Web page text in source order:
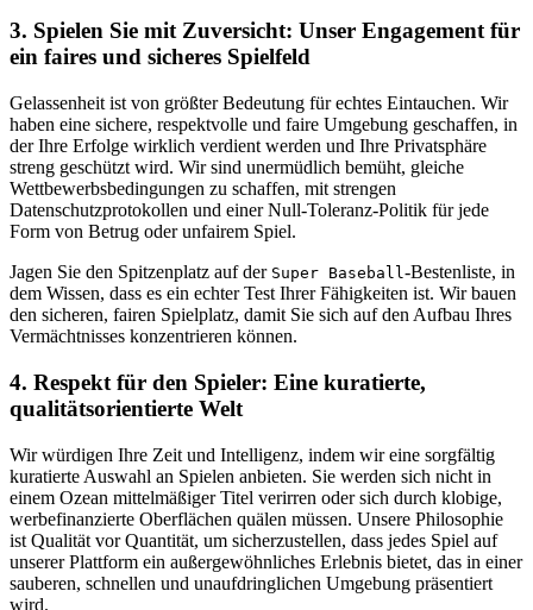
3. Spielen Sie mit Zuversicht: Unser Engagement für
ein faires und sicheres Spielfeld
Gelassenheit ist von größter Bedeutung für echtes Eintauchen. Wir
haben eine sichere, respektvolle und faire Umgebung geschaffen, in
der Ihre Erfolge wirklich verdient werden und Ihre Privatsphäre
streng geschützt wird. Wir sind unermüdlich bemüht, gleiche
Wettbewerbsbedingungen zu schaffen, mit strengen
Datenschutzprotokollen und einer Null-Toleranz-Politik für jede
Form von Betrug oder unfairem Spiel.
Jagen Sie den Spitzenplatz auf der Super Baseball-Bestenliste, in
dem Wissen, dass es ein echter Test Ihrer Fähigkeiten ist. Wir bauen
den sicheren, fairen Spielplatz, damit Sie sich auf den Aufbau Ihres
Vermächtnisses konzentrieren können.
4. Respekt für den Spieler: Eine kuratierte,
qualitätsorientierte Welt
Wir würdigen Ihre Zeit und Intelligenz, indem wir eine sorgfältig
kuratierte Auswahl an Spielen anbieten. Sie werden sich nicht in
einem Ozean mittelmäßiger Titel verirren oder sich durch klobige,
werbefinanzierte Oberflächen quälen müssen. Unsere Philosophie
ist Qualität vor Quantität, um sicherzustellen, dass jedes Spiel auf
unserer Plattform ein außergewöhnliches Erlebnis bietet, das in einer
sauberen, schnellen und unaufdringlichen Umgebung präsentiert
wird.